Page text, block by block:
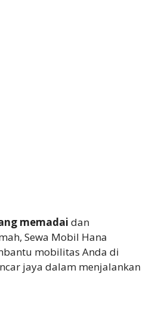
memadai dan
Sewa Mobil Hana
mobilitas Anda di
jaya dalam menjalankan